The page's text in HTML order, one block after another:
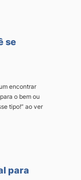
se
encontrar
o bem ou
tipo!” ao ver
para